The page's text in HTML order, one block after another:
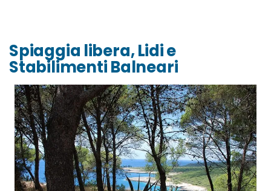
Spiaggia libera, Lidi e
Stabilimenti Balneari